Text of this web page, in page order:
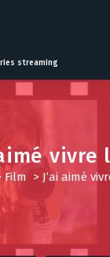
streaming
vivre
Film > J’ai aimé